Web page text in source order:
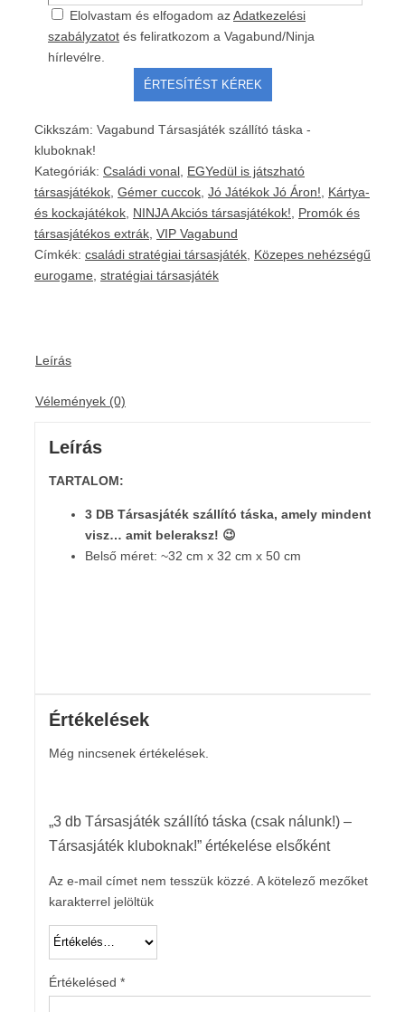
Elolvastam és elfogadom azAdatkezelési
szabályzatot és feliratkozom a Vagabund/Ninja
hírlevélre.
Cikkszám: Vagabund Társasjáték szállító táska -
kluboknak!
Kategóriák: Családi vonal EGYedül is játszható
társasjátékok Gémer cuccok Jó Játékok Jó Áron!
Kártya-
és kockajátékok NINJA Akciós társasjátékok!
Promók és
társasjátékos extrák VIP Vagabund
Címkék: családi stratégiai társasjáték Közepes nehézségű
eurogame stratégiai társasjáték
Leírás
Vélemények (0)
Leírás
TARTALOM:
3 DB Társasjáték szállító táska, amely mindent
visz… amit beleraksz! 😉
Belső méret: ~32 cm x 32 cm x 50 cm
Értékelések
Még nincsenek értékelések.
„3 db Társasjáték szállító táska (csak nálunk!) –
Társasjáték kluboknak!” értékelése elsőként
Az e-mail címet nem tesszük közzé. A kötelező mezőket
karakterrel jelöltük
Értékelésed *